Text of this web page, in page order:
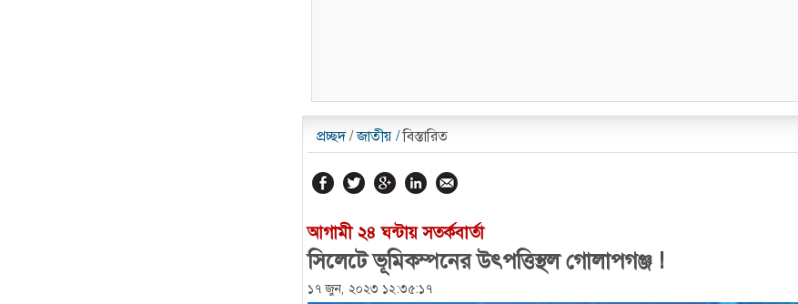
প্রচ্ছদ/জাতীয়/বিস্তারিত
আগামী ২৪ ঘন্টায় সতর্কবার্তা
সিলেটে ভূমিকম্পনের উৎপত্তিস্থল গোলাপগঞ্জ !
১৭ জুন, ২০২৩ ১২:৩৫:১৭